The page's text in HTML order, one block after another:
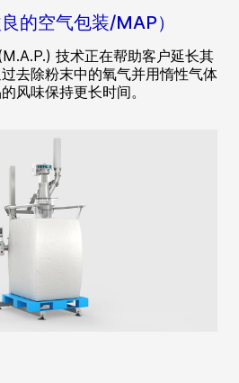
的空气包装/MAP）
技术正在帮助客户延长其
去除粉末中的氧气并用惰性气体
风味保持更长时间。